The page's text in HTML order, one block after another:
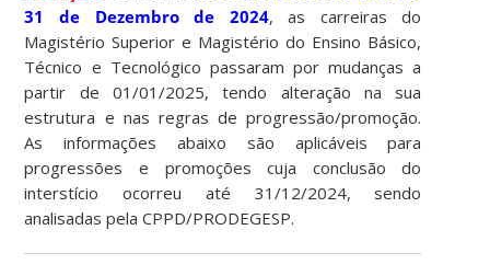
31 de Dezembro de 2024, as carreiras do
Magistério Superior e Magistério do Ensino Básico,
Técnico e Tecnológico passaram por mudanças a
partir de 01/01/2025, tendo alteração na sua
estrutura e nas regras de progressão/promoção.
As informações abaixo são aplicáveis para
progressões e promoções cuja conclusão do
interstício ocorreu até 31/12/2024, sendo
analisadas pela CPPD/PRODEGESP.